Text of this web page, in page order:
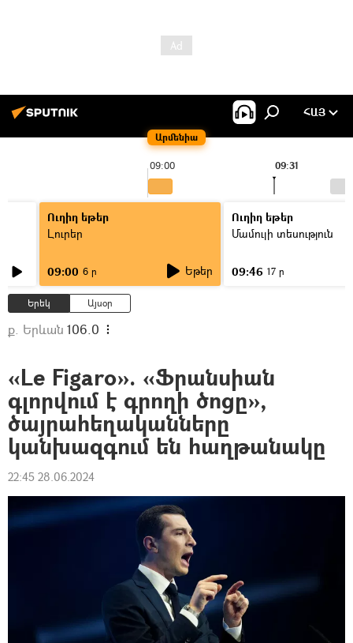
Արմենիա
ՀԱՅ
09:00 09:31
Ուղիղ եթեր
Լուրեր
09:00 6 ր Եթեր
Ուղիղ եթեր
Մամուլի տեսություն
09:46 17 ր
Երեկ Այսօր
ք. Երևան 106.0
«Le Figaro». «Ֆրանսիան
գլորվում է գրողի ծոցը»,
ծայրահեղականները
կանխազգում են հաղթանակը
22:45 28.06.2024